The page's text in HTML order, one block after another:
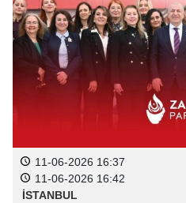
11-06-2026 16:37
11-06-2026 16:42
İSTANBUL